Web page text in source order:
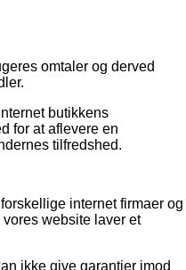
omtaler og derved
butikkens
for at aflevere en
tilfredshed.
internet firmaer og
website laver et
ikke give garantier imod